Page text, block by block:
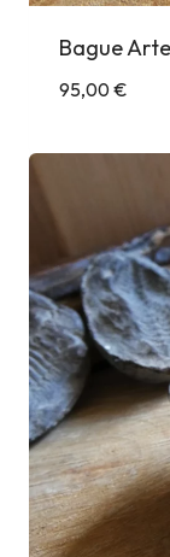
Bague
95,00€